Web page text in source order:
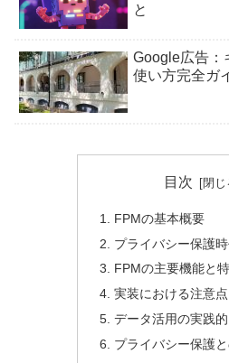
と
Google広告：
使い方完全ガ
目次
FPMの基本概要
プライバシー保護
FPMの主要機能と
実装における注意点
データ活用の実践
プライバシー保護